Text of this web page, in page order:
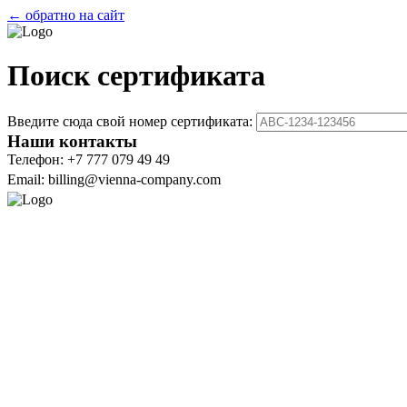
← обратно на сайт
Поиск сертификата
Введите сюда свой номер сертификата:
Наши контакты
Телефон: +7 777 079 49 49
Email: billing@vienna-company.com